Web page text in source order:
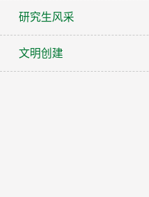
研究生风采
文明创建